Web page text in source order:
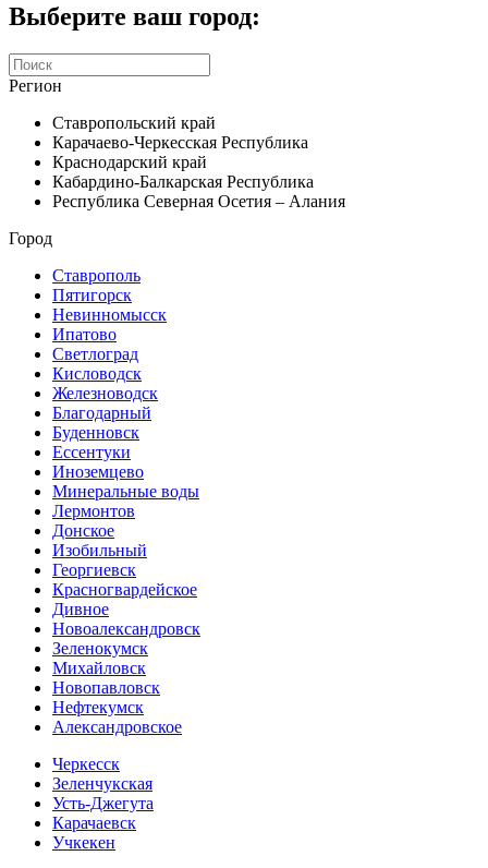
Выберите ваш город:
Регион
Ставропольский край
Карачаево-Черкесская Республика
Краснодарский край
Кабардино-Балкарская Республика
Республика Северная Осетия – Алания
Город
Ставрополь
Пятигорск
Невинномысск
Ипатово
Светлоград
Кисловодск
Железноводск
Благодарный
Буденновск
Ессентуки
Иноземцево
Минеральные воды
Лермонтов
Донское
Изобильный
Георгиевск
Красногвардейское
Дивное
Новоалександровск
Зеленокумск
Михайловск
Новопавловск
Нефтекумск
Александровское
Черкесск
Зеленчукская
Усть-Джегута
Карачаевск
Учкекен